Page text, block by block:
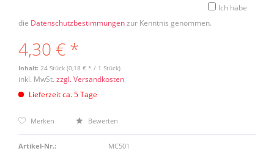
Ich habe
die Datenschutzbestimmungenzur Kenntnis genommen.
4,30 € *
Inhalt: 24 Stück (0,18 € * / 1 Stück)
inkl. MwSt. zzgl. Versandkosten
Lieferzeit ca. 5 Tage
Merken Bewerten
Artikel-Nr.: MC501